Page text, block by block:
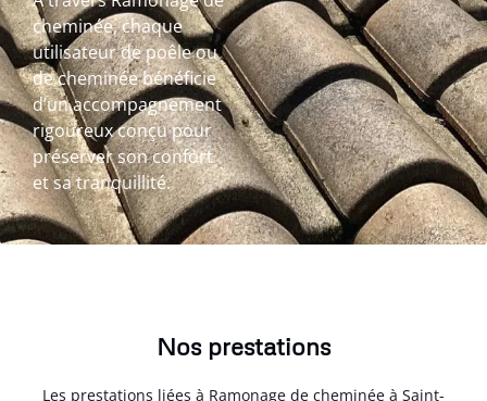
cheminée, chaque
utilisateur de poêle ou
de cheminée bénéficie
d’un accompagnement
rigoureux conçu pour
préserver son confort
et sa tranquillité.
Nos prestations
Les prestations liées à Ramonage de cheminée à Saint-